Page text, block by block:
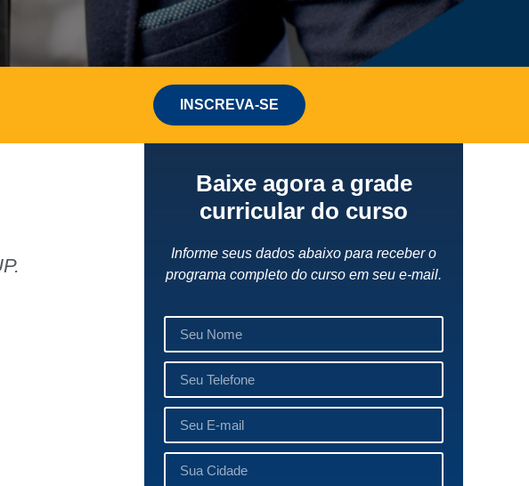
INSCREVA-SE
Baixe agora a grade
curricular do curso
Informe seus dados abaixo para receber o
programa completo do curso em seu e-mail.